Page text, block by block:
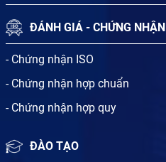
ĐÁNH GIÁ - CHỨNG NHẬN
- Chứng nhận ISO
- Chứng nhận hợp chuẩn
- Chứng nhận hợp quy
ĐÀO TẠO